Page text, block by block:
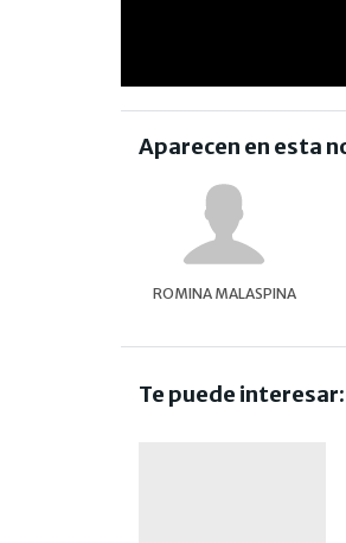
Aparecen en esta
ROMINA MALASPINA
Te puede interesar: